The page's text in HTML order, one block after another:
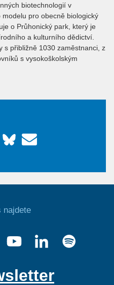
biotechnologií v
pro obecně biologický
o Průhonický park, který je
a kulturního dědictví.
s přibližně 1030 zaměstnanci, z
s vysokoškolským
najdete